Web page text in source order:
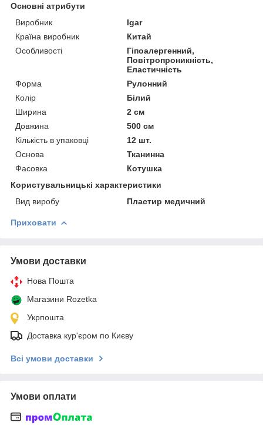
Основні атрибути
Виробник
Igar
Країна виробник
Китай
Особливості
Гіпоалергенний,
Повітропроникність,
Еластичність
Форма
Рулонний
Колір
Білий
Ширина
2 см
Довжина
500 см
Кількість в упаковці
12 шт.
Основа
Тканинна
Фасовка
Котушка
Користувальницькі характеристики
Вид виробу
Пластир медичний
Приховати
Умови доставки
Нова Пошта
Магазини Rozetka
Укрпошта
Доставка кур'єром по Києву
Всі умови доставки
Умови оплати